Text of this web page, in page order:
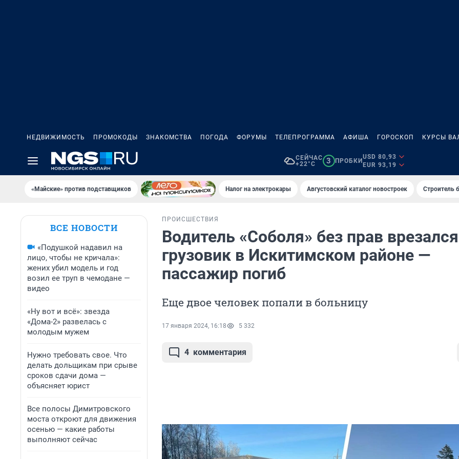
НЕДВИЖИМОСТЬ ПРОМОКОДЫ ЗНАКОМСТВА ПОГОДА ФОРУМЫ ТЕЛЕПРОГРАММА АФИША ГОРОСКОП КУРСЫ
СЕЙЧАС
+22°C
3 ПРОБКИ
USD 80,93
EUR 93,19
«Майские» против подставщиков Налог на электрокары Августовский каталог новостроек Строитель
ВСЕ НОВОСТИ
«Подушкой надавил на
лицо, чтобы не кричала»:
жених убил модель и год
возил ее труп в чемодане —
видео
«Ну вот и всё»: звезда
«Дома-2» развелась с
молодым мужем
Нужно требовать свое. Что
делать дольщикам при срыве
сроков сдачи дома —
объясняет юрист
Все полосы Димитровского
моста откроют для движения
осенью — какие работы
выполняют сейчас
ПРОИСШЕСТВИЯ
Водитель «Соболя» без прав
грузовик в Искитимском районе —
пассажир погиб
Еще двое человек попали в больницу
17 января 2024, 16:18 5 332
4 комментария